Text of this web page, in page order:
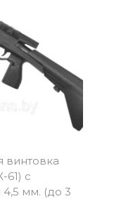
винтовка
с
мм. (до 3